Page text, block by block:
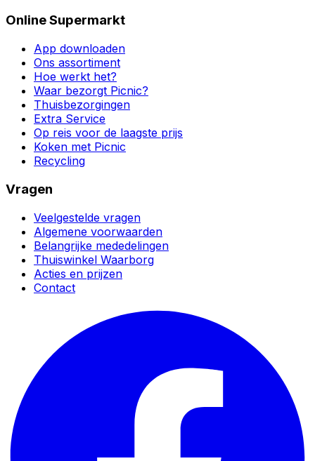
Online Supermarkt
App downloaden
Ons assortiment
Hoe werkt het?
Waar bezorgt Picnic?
Thuisbezorgingen
Extra Service
Op reis voor de laagste prijs
Koken met Picnic
Recycling
Vragen
Veelgestelde vragen
Algemene voorwaarden
Belangrijke mededelingen
Thuiswinkel Waarborg
Acties en prijzen
Contact